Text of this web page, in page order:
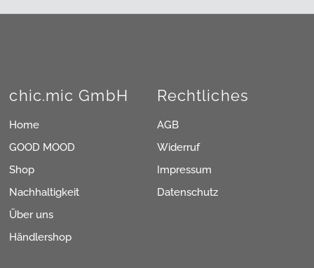
chic.mic GmbH
Home
GOOD MOOD
Shop
Nachhaltigkeit
Über uns
Händlershop
Rechtliches
AGB
Widerruf
Impressum
Datenschutz